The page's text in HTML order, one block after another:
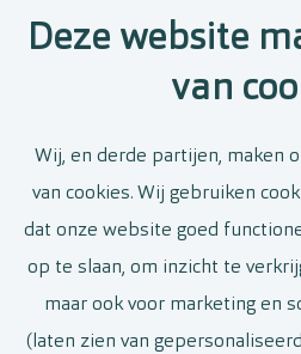
Deze website
van
Wij, en derde partijen, maken
van cookies. Wij gebruiken
dat onze website goed
op te slaan, om inzicht te
maar ook voor marketing en
(laten zien van
Stel een job alert
je op de hoogte
relevante